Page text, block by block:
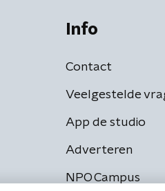
Info
Contact
Veelgestelde
App de studio
Adverteren
NPO Campus